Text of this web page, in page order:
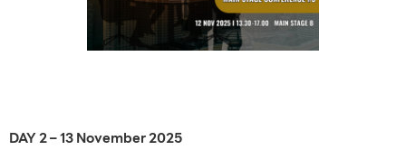
DAY 2 – 13 November 2025